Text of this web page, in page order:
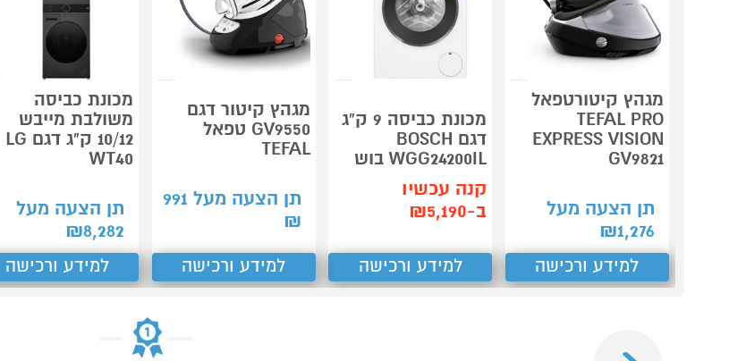
מגהץ קיטורטפאל
TEFAL PRO
EXPRESS VISION
GV9821
תן הצעה מעל
1,276
₪
למידע ורכישה
מכונת כביסה 9 ק"ג
דגם BOSCH
WGG24200IL בוש
קנה עכשיו
ב-₪5,190
למידע ורכישה
מגהץ קיטור דגם
GV9550 טפאל
TEFAL
תן הצעה מעל 991
₪
למידע ורכישה
מכונת כביסה
משולבת מייבש
10/12 ק"ג דגם LG
WT40
תן הצעה מעל
8,282
₪
למידע ורכישה